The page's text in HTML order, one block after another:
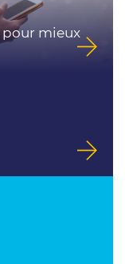
mieux